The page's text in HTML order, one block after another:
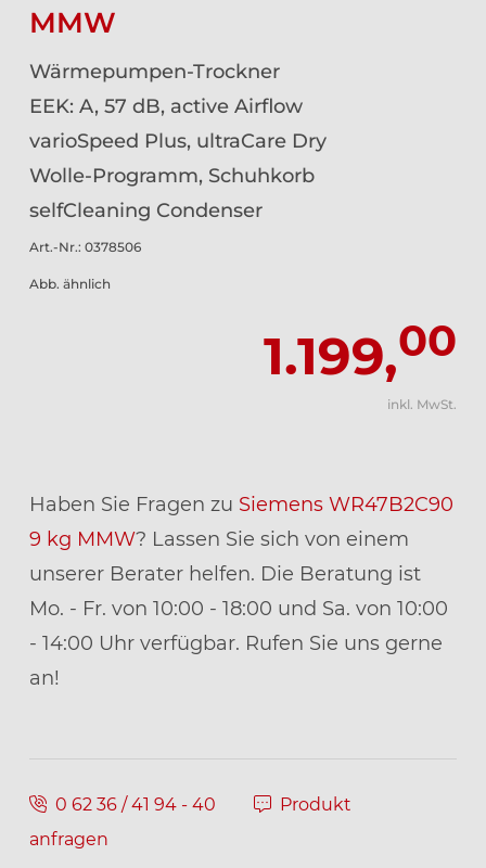
MMW
Wärmepumpen-Trockner
EEK: A, 57 dB, active Airflow
varioSpeed Plus, ultraCare Dry
Wolle-Programm, Schuhkorb
selfCleaning Condenser
Art.-Nr.: 0378506
Abb. ähnlich
1.199,00
inkl. MwSt.
Haben Sie Fragen zu Siemens WR47B2C90
9 kg MMW? Lassen Sie sich von einem
unserer Berater helfen. Die Beratung ist
Mo. - Fr. von 10:00 - 18:00 und Sa. von 10:00
- 14:00 Uhr verfügbar. Rufen Sie uns gerne
an!
0 62 36 / 41 94 - 40
Produkt
anfragen